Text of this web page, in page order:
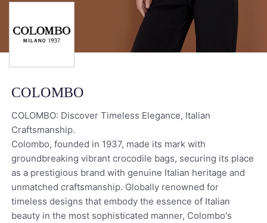
COLOMBO
COLOMBO: Discover Timeless Elegance, Italian
Craftsmanship.
Colombo, founded in 1937, made its mark with
groundbreaking vibrant crocodile bags, securing its place
as a prestigious brand with genuine Italian heritage and
unmatched craftsmanship. Globally renowned for
timeless designs that embody the essence of Italian
beauty in the most sophisticated manner, Colombo's